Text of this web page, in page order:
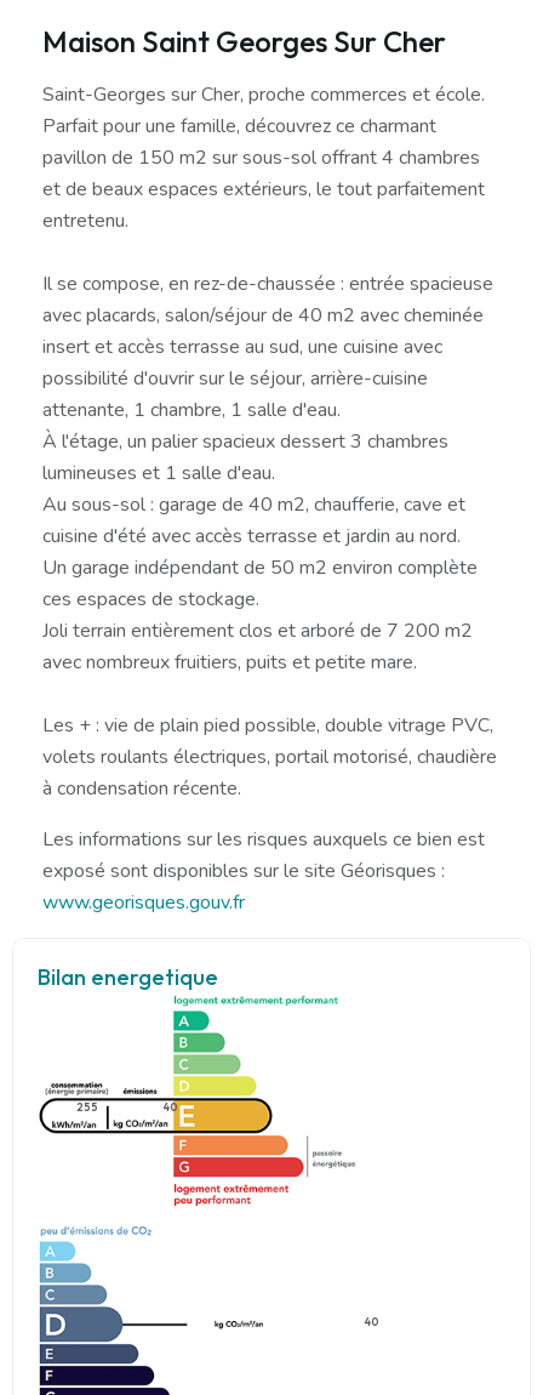
Maison Saint Georges Sur Cher
Saint-Georges sur Cher, proche commerces et école.
Parfait pour une famille, découvrez ce charmant
pavillon de 150 m2 sur sous-sol offrant 4 chambres
et de beaux espaces extérieurs, le tout parfaitement
entretenu.
Il se compose, en rez-de-chaussée : entrée spacieuse
avec placards, salon/séjour de 40 m2 avec cheminée
insert et accès terrasse au sud, une cuisine avec
possibilité d'ouvrir sur le séjour, arrière-cuisine
attenante, 1 chambre, 1 salle d'eau.
À l'étage, un palier spacieux dessert 3 chambres
lumineuses et 1 salle d'eau.
Au sous-sol : garage de 40 m2, chaufferie, cave et
cuisine d'été avec accès terrasse et jardin au nord.
Un garage indépendant de 50 m2 environ complète
ces espaces de stockage.
Joli terrain entièrement clos et arboré de 7 200 m2
avec nombreux fruitiers, puits et petite mare.
Les + : vie de plain pied possible, double vitrage PVC,
volets roulants électriques, portail motorisé, chaudière
à condensation récente.
Les informations sur les risques auxquels ce bien est
exposé sont disponibles sur le site Géorisques :
www.georisques.gouv.fr
Bilan energetique
255 40
40